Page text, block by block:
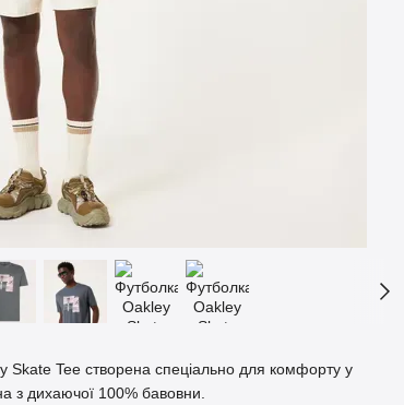
Skate Tee створена спеціально для комфорту у
з дихаючої 100% бавовни.